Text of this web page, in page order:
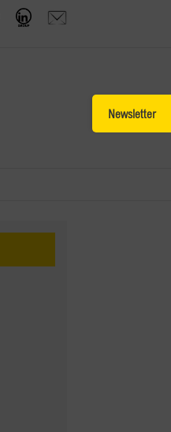
BPW
Gruppe
Anfrage
schicken
Sliding